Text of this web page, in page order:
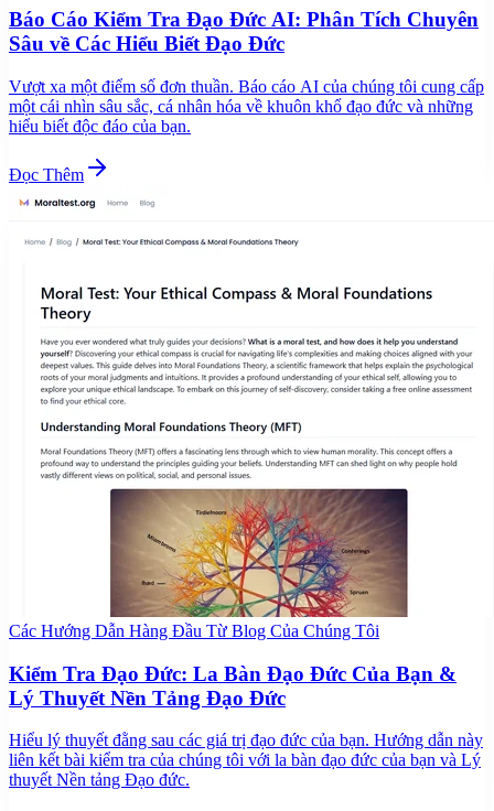
Báo Cáo Kiểm Tra Đạo Đức AI: Phân Tích Chuyên
Sâu về Các Hiểu Biết Đạo Đức
Vượt xa một điểm số đơn thuần. Báo cáo AI của chúng tôi cung cấp
một cái nhìn sâu sắc, cá nhân hóa về khuôn khổ đạo đức và những
hiểu biết độc đáo của bạn.
Đọc Thêm
Các Hướng Dẫn Hàng Đầu Từ Blog Của Chúng Tôi
Kiểm Tra Đạo Đức: La Bàn Đạo Đức Của Bạn &
Lý Thuyết Nền Tảng Đạo Đức
Hiểu lý thuyết đằng sau các giá trị đạo đức của bạn. Hướng dẫn này
liên kết bài kiểm tra của chúng tôi với la bàn đạo đức của bạn và Lý
thuyết Nền tảng Đạo đức.